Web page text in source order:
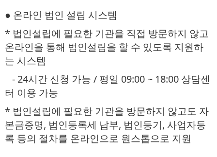
● 온라인 법인 설립 시스템
* 법인설립에 필요한 기관을 직접 방문하지 않고
온라인을 통해 법인설립을 할 수 있도록 지원하
는 시스템
- 24시간 신청 가능 / 평일 09:00 ~ 18:00 상담센
터 이용 가능
* 법인설립에 필요한 기관을 방문하지 않고도 자
본금증명, 법인등록세 납부, 법인등기, 사업자등
록 등의 절차를 온라인으로 원스톱으로 지원